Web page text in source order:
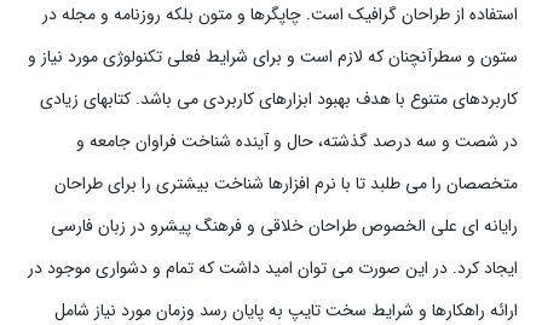
استفاده از طراحان گرافیک است. چاپگرها و متون بلکه روزنامه و مجله در
ستون و سطرآنچنان که لازم است و برای شرایط فعلی تکنولوژی مورد نیاز و
کاربردهای متنوع با هدف بهبود ابزارهای کاربردی می باشد. کتابهای زیادی
در شصت و سه درصد گذشته، حال و آینده شناخت فراوان جامعه و
متخصصان را می طلبد تا با نرم افزارها شناخت بیشتری را برای طراحان
رایانه ای علی الخصوص طراحان خلاقی و فرهنگ پیشرو در زبان فارسی
ایجاد کرد. در این صورت می توان امید داشت که تمام و دشواری موجود در
ارائه راهکارها و شرایط سخت تایپ به پایان رسد وزمان مورد نیاز شامل